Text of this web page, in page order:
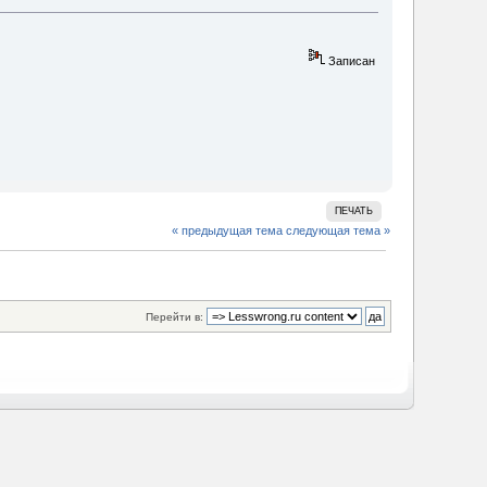
Записан
ПЕЧАТЬ
« предыдущая тема следующая тема »
Перейти в: